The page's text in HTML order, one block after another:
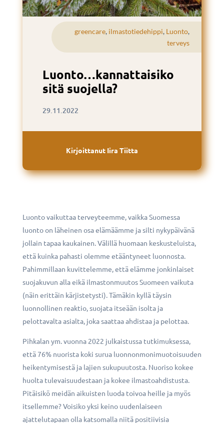
greencare, ilmastotiedehippi, Luonto,
terveys
Luonto…kannattaisiko
sitä suojella?
29.11.2022
Kirjoittanut Iira Tiitta
Luonto vaikuttaa terveyteemme, vaikka Suomessa
luonto on läheinen osa elämäämme ja silti nykypäivänä
jollain tapaa kaukainen. Välillä huomaan keskusteluista,
että kuinka pahasti olemme etääntyneet luonnosta.
Pahimmillaan kuvittelemme, että elämme jonkinlaiset
suojakuvun alla eikä ilmastonmuutos Suomeen vaikuta
(näin erittäin kärjistetysti). Tämäkin kyllä täysin
luonnollinen reaktio, suojata itseään isolta ja
pelottavalta asialta, joka saattaa ahdistaa ja pelottaa.
Pihkalan ym. vuonna 2022 julkaistussa tutkimuksessa,
että 76% nuorista koki surua luonnonmonimuotoisuuden
heikentymisestä ja lajien sukupuutosta. Nuoriso kokee
huolta tulevaisuudestaan ja kokee ilmastoahdistusta.
Pitäisikö meidän aikuisten luoda toivoa heille ja myös
itsellemme? Voisiko yksi keino uudenlaiseen
ajattelutapaan olla katsomalla niitä positiivisia